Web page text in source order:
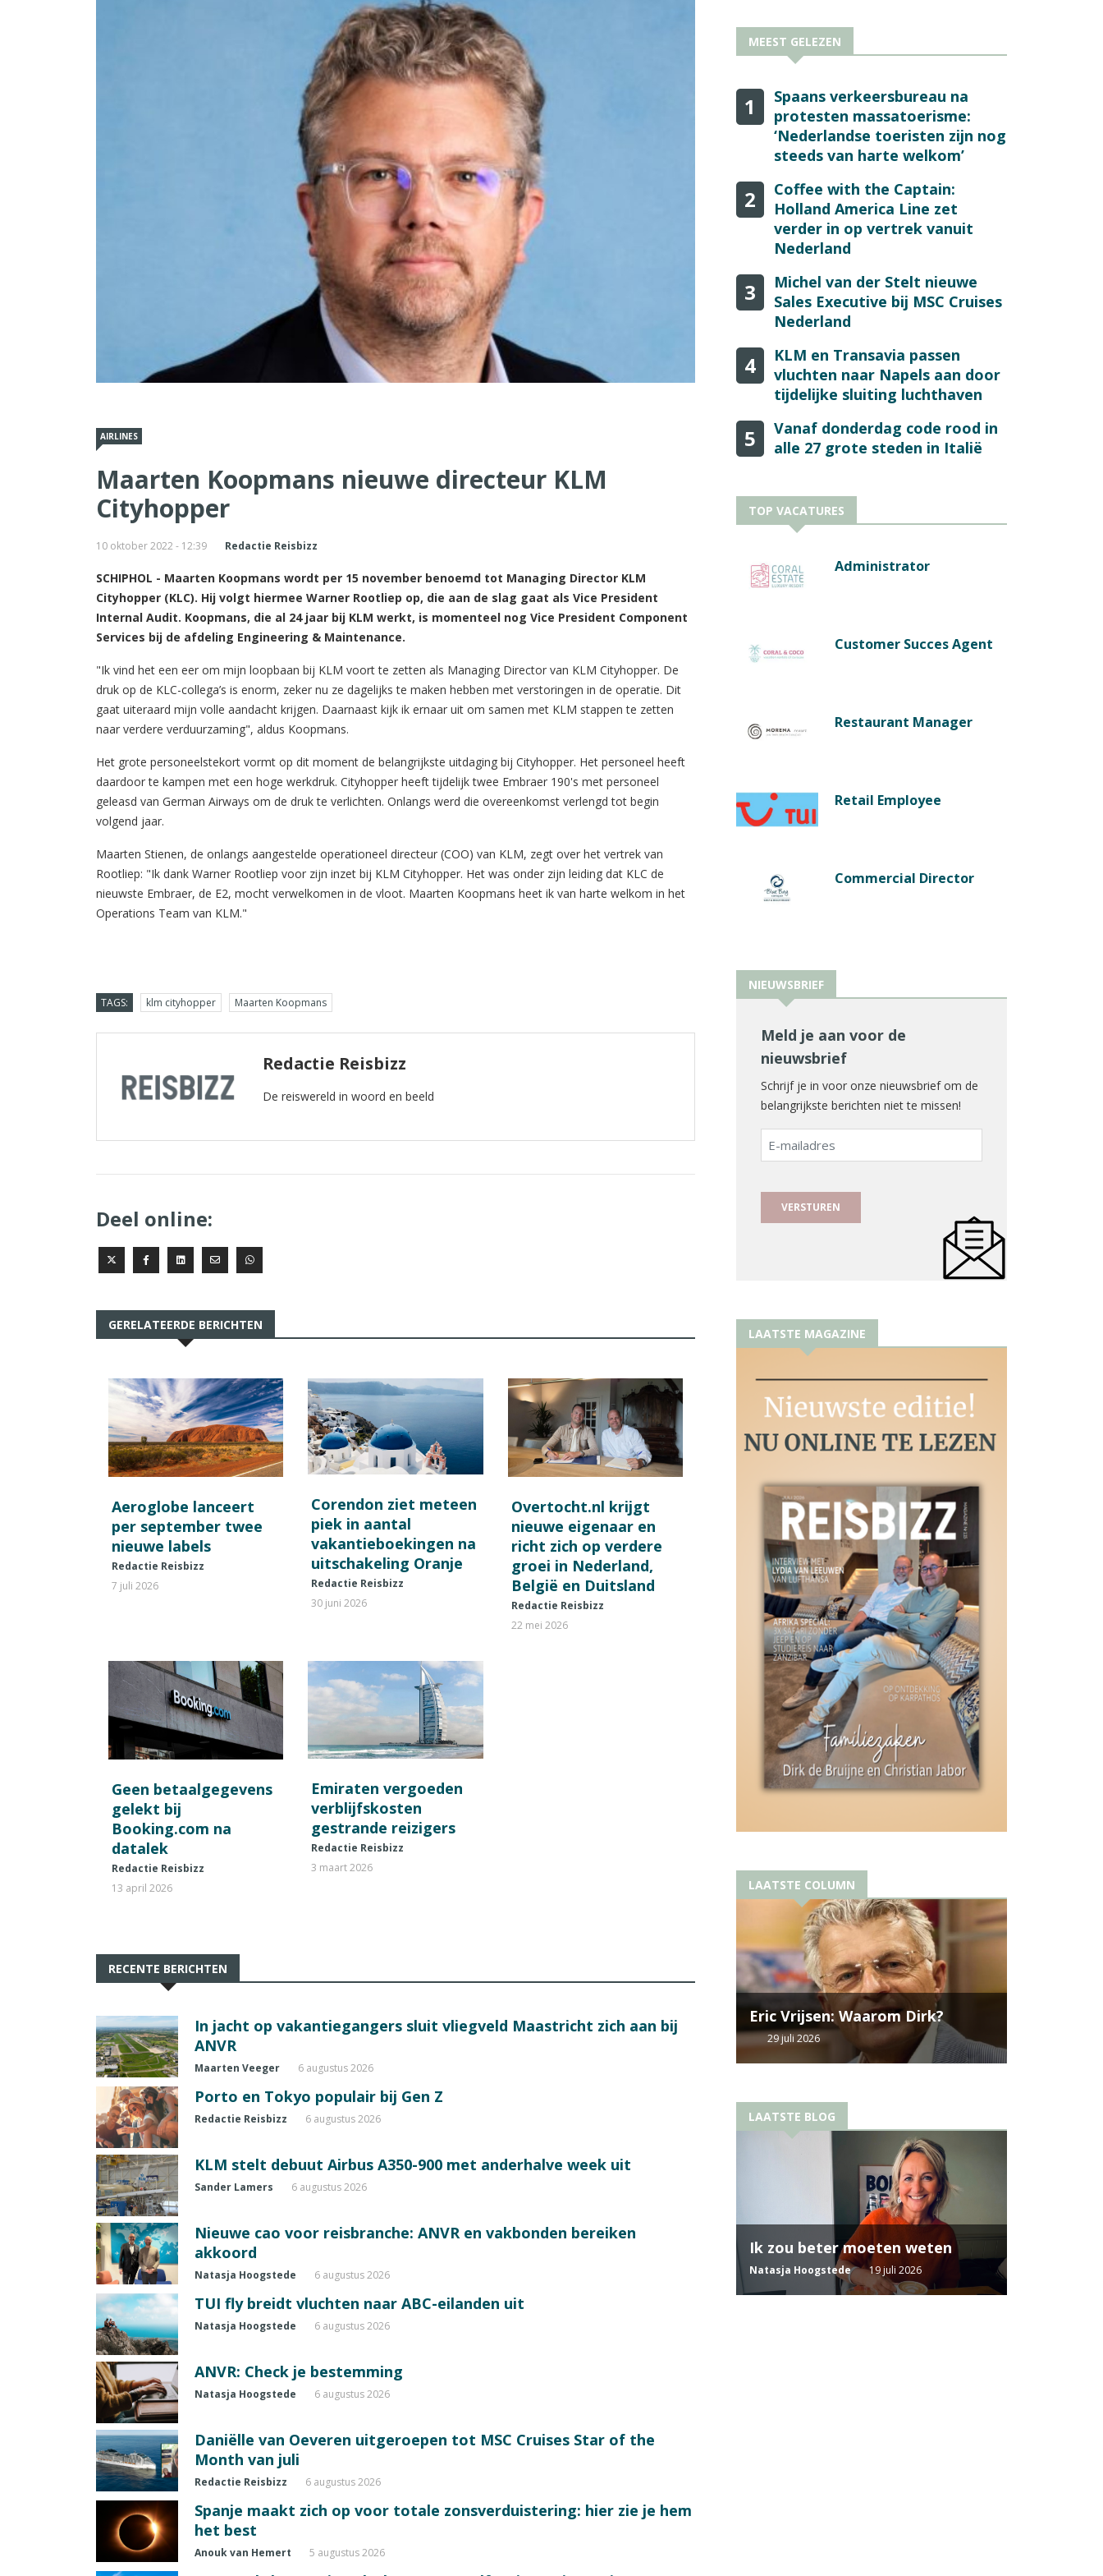
AIRLINES
Maarten Koopmans nieuwe directeur KLM
Cityhopper
10 oktober 2022 - 12:39 Redactie Reisbizz
SCHIPHOL - Maarten Koopmans wordt per 15 november benoemd tot Managing Director KLM
Cityhopper (KLC). Hij volgt hiermee Warner Rootliep op, die aan de slag gaat als Vice President
Internal Audit. Koopmans, die al 24 jaar bij KLM werkt, is momenteel nog Vice President Component
Services bij de afdeling Engineering & Maintenance.
"Ik vind het een eer om mijn loopbaan bij KLM voort te zetten als Managing Director van KLM Cityhopper. De
druk op de KLC-collega’s is enorm, zeker nu ze dagelijks te maken hebben met verstoringen in de operatie. Dit
gaat uiteraard mijn volle aandacht krijgen. Daarnaast kijk ik ernaar uit om samen met KLM stappen te zetten
naar verdere verduurzaming", aldus Koopmans.
Het grote personeelstekort vormt op dit moment de belangrijkste uitdaging bij Cityhopper. Het personeel heeft
daardoor te kampen met een hoge werkdruk. Cityhopper heeft tijdelijk twee Embraer 190's met personeel
geleasd van German Airways om de druk te verlichten. Onlangs werd die overeenkomst verlengd tot begin
volgend jaar.
Maarten Stienen, de onlangs aangestelde operationeel directeur (COO) van KLM, zegt over het vertrek van
Rootliep: "Ik dank Warner Rootliep voor zijn inzet bij KLM Cityhopper. Het was onder zijn leiding dat KLC de
nieuwste Embraer, de E2, mocht verwelkomen in de vloot. Maarten Koopmans heet ik van harte welkom in het
Operations Team van KLM."
TAGS: klm cityhopper Maarten Koopmans
Redactie Reisbizz
De reiswereld in woord en beeld
Deel online:
GERELATEERDE BERICHTEN
Aeroglobe lanceert
per september twee
nieuwe labels
Redactie Reisbizz
7 juli 2026
Corendon ziet meteen
piek in aantal
vakantieboekingen na
uitschakeling Oranje
Redactie Reisbizz
30 juni 2026
Overtocht.nl krijgt
nieuwe eigenaar en
richt zich op verdere
groei in Nederland,
België en Duitsland
Redactie Reisbizz
22 mei 2026
Geen betaalgegevens
gelekt bij
Booking.com na
datalek
Redactie Reisbizz
13 april 2026
Emiraten vergoeden
verblijfskosten
gestrande reizigers
Redactie Reisbizz
3 maart 2026
RECENTE BERICHTEN
In jacht op vakantiegangers sluit vliegveld Maastricht zich aan bij
ANVR
Maarten Veeger 6 augustus 2026
Porto en Tokyo populair bij Gen Z
Redactie Reisbizz 6 augustus 2026
KLM stelt debuut Airbus A350-900 met anderhalve week uit
Sander Lamers 6 augustus 2026
Nieuwe cao voor reisbranche: ANVR en vakbonden bereiken
akkoord
Natasja Hoogstede 6 augustus 2026
TUI fly breidt vluchten naar ABC-eilanden uit
Natasja Hoogstede 6 augustus 2026
ANVR: Check je bestemming
Natasja Hoogstede 6 augustus 2026
Daniëlle van Oeveren uitgeroepen tot MSC Cruises Star of the
Month van juli
Redactie Reisbizz 6 augustus 2026
Spanje maakt zich op voor totale zonsverduistering: hier zie je hem
het best
Anouk van Hemert 5 augustus 2026
MEEST GELEZEN
1
Spaans verkeersbureau na
protesten massatoerisme:
‘Nederlandse toeristen zijn nog
steeds van harte welkom’
2
Coffee with the Captain:
Holland America Line zet
verder in op vertrek vanuit
Nederland
3
Michel van der Stelt nieuwe
Sales Executive bij MSC Cruises
Nederland
4
KLM en Transavia passen
vluchten naar Napels aan door
tijdelijke sluiting luchthaven
5
Vanaf donderdag code rood in
alle 27 grote steden in Italië
TOP VACATURES
Administrator
Customer Succes Agent
Restaurant Manager
Retail Employee
Commercial Director
NIEUWSBRIEF
Meld je aan voor de
nieuwsbrief
Schrijf je in voor onze nieuwsbrief om de
belangrijkste berichten niet te missen!
E-
mailadres
LAATSTE MAGAZINE
LAATSTE COLUMN
Eric Vrijsen: Waarom Dirk?
29 juli 2026
LAATSTE BLOG
Ik zou beter moeten weten
Natasja Hoogstede 19 juli 2026